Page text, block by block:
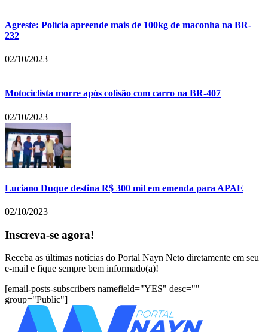
Agreste: Polícia apreende mais de 100kg de maconha na BR-
232
02/10/2023
Motociclista morre após colisão com carro na BR-407
02/10/2023
Luciano Duque destina R$ 300 mil em emenda para APAE
02/10/2023
Inscreva-se agora!
Receba as últimas notícias do Portal Nayn Neto diretamente em seu
e-mail e fique sempre bem informado(a)!
[email-posts-subscribers namefield="YES" desc=""
group="Public"]